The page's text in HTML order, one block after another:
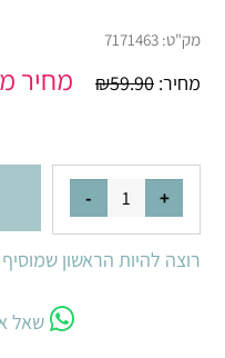
מק"ט: 7171463
מחיר: ₪59.90 מחיר
רוצה להיות הראשון
שאל